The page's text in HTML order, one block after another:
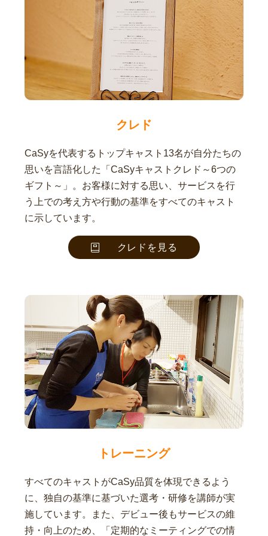
クレド
CaSyを代表するトップキャスト13名が自分たちの
思いを言語化した「CaSyキャストクレド～6つの
ギフト～」。お客様に対する思い、サービスを行
う上での考え方や行動の基準をすべてのキャスト
に示しています。
クレドを見る
トレーニング
すべてのキャストがCaSy品質を体現できるよう
に、独自の基準に基づいた選考・研修を講師が実
施しています。また、デビュー後もサービスの維
持・向上のため、「定期的なミーティングでの情